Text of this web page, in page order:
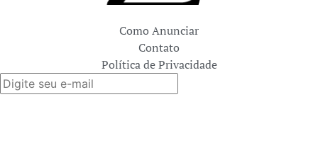
Como Anunciar
Contato
Política de Privacidade